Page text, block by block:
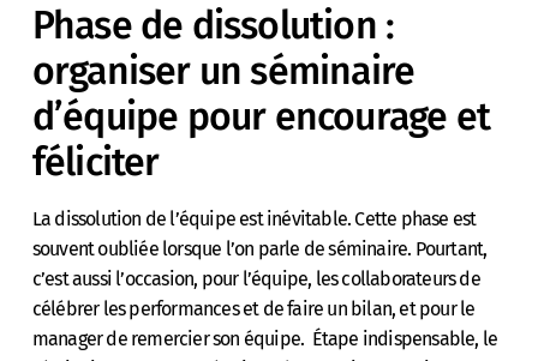
Phase de dissolution :
organiser un séminaire
d’équipe pour encourage et
féliciter
La dissolution de l’équipe est inévitable. Cette phase est
souvent oubliée lorsque l’on parle de séminaire. Pourtant,
c’est aussi l’occasion, pour l’équipe, les collaborateurs de
célébrer les performances et de faire un bilan, et pour le
manager de remercier son équipe. Étape indispensable, le